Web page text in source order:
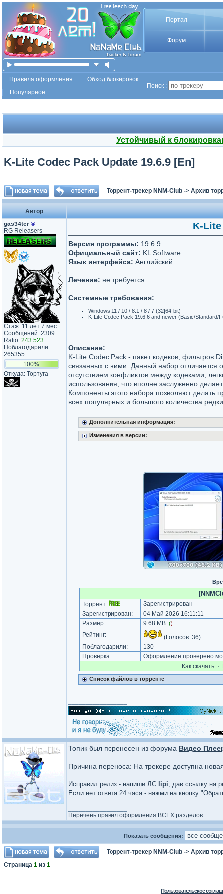
Портал
Форум
Правила оформления
Обход блокировок
Популярное
Поиск :
Устойчивый к
K-Lite Codec Pack Update 19.6.9 [En]
Торрент-трекер NNM-Club -> Архив
Автор
gas34ter ®
RG Releasers
Стаж: 11 лет 7 мес.
Сообщений: 2309
Ratio: 243.523
Поблагодарили:
265355
100%
Откуда: Тортуга
K-Lite
Версия программы: 19.6.9
Официальный сайт: KL Software
Язык интерфейса: Английский
Лечение: не требуется
Системные требования:
Windows 11 / 10 / 8.1 / 8 / 7 (32|64-bit)
K-Lite Codec Pack 19.6.6 and newer (Basic/Standard/
Описание:
K-Lite Codec Pack - пакет кодеков, фильтров
связанных с ними. Данный набор отличается
отсутствием конфликтов между кодеками,
использования, что вполне заслуженно
Компоненты этого набора позволяют делать
всех популярных и большого количества
Дополнительная информация:
Изменения в версии:
Торрент:
Зарегистрирован
Зарегистрирован:
04 Май 2026 16:11:11
Размер:
9.68 MB ()
Рейтинг: (Голосов: 36)
Поблагодарили:
130
Проверка:
Оформление проверено
Как cкачать·
Список файлов в торренте
Топик был перенесен из форума Видео
Причина переноса: На трекере доступна
Исправил релиз - напиши ЛС lipi, дав ссылку на
Если нет ответа 24 часа - нажми на кнопку
Перечень правил оформления ВСЕХ разделов
Показать сообщения:
Торрент-трекер NNM-Club -> Архив
Страница 1 из 1
Пользовательское